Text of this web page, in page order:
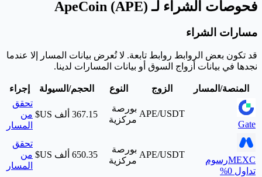
فحوصات الشراء لـ ApeCoin (APE)
مسارات الشراء
قد تكون بعض الروابط روابط تابعة. لا تُعرض بيانات المسار إلا عندما
نجدها في بيانات أزواج السوق أو بيانات المسارات لدينا.
المنصة/المسار الزوج النوع الحجم/السيولة إجراء
Gate
APE/USDT
بورصة
مركزية
تحقق
من
المسار
MEXCرسوم
تداول 0%
APE/USDT
بورصة
مركزية
تحقق
من
المسار